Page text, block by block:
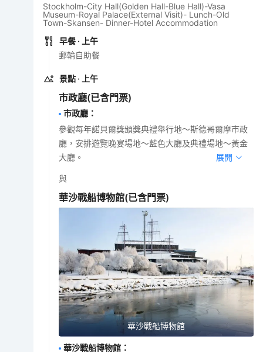
Stockholm-City Hall(Golden Hall-Blue Hall)-Vasa
Museum-Royal Palace(External Visit)- Lunch-Old
Town-Skansen- Dinner-Hotel Accommodation
早餐 · 上午
郵輪自助餐
景點 · 上午
市政廳(已含門票)
市政廳 ：
參觀每年諾貝爾獎頒獎典禮舉行地～斯德哥爾摩市政
廳，安排遊覽晚宴場地～藍色大廳及典禮場地～黃金
大廳。
展開
與
華沙戰船博物館(已含門票)
華沙戰船博物館
華沙戰船博物館 ：